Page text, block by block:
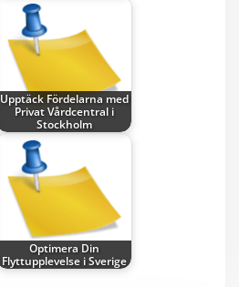
Upptäck Fördelarna med
Privat Vårdcentral i
Stockholm
Optimera Din
Flyttupplevelse i Sverige